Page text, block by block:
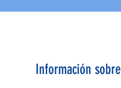
Información sobre